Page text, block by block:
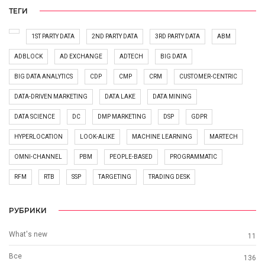
ТЕГИ
1ST PARTY DATA 2ND PARTY DATA 3RD PARTY DATA ABM
ADBLOCK AD EXCHANGE ADTECH BIG DATA
BIG DATA ANALYTICS CDP CMP CRM CUSTOMER-CENTRIC
DATA-DRIVEN MARKETING DATA LAKE DATA MINING
DATA SCIENCE DC DMP MARKETING DSP GDPR
HYPERLOCATION LOOK-ALIKE MACHINE LEARNING MARTECH
OMNI-CHANNEL PBM PEOPLE-BASED PROGRAMMATIC
RFM RTB SSP TARGETING TRADING DESK
РУБРИКИ
What's new 11
Все 136